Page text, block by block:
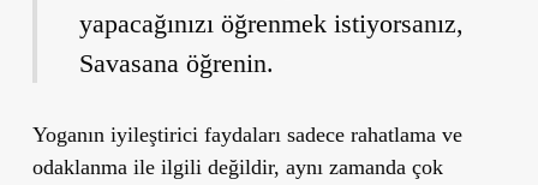
yapacağınızı öğrenmek istiyorsanız,
Savasana öğrenin.
Yoganın iyileştirici faydaları sadece rahatlama ve
odaklanma ile ilgili değildir, aynı zamanda çok